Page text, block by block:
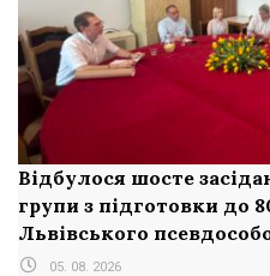
Відбулося шосте
групи з підготовки до
Львівського
05. 08. 2026